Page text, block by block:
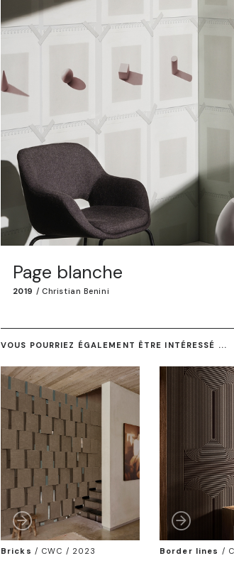
Page blanche
2019 / Christian Benini
VOUS POURRIEZ ÉGALEMENT ÊTRE INTÉRESSÉ ...
Bricks / CWC / 2023 Border lines /